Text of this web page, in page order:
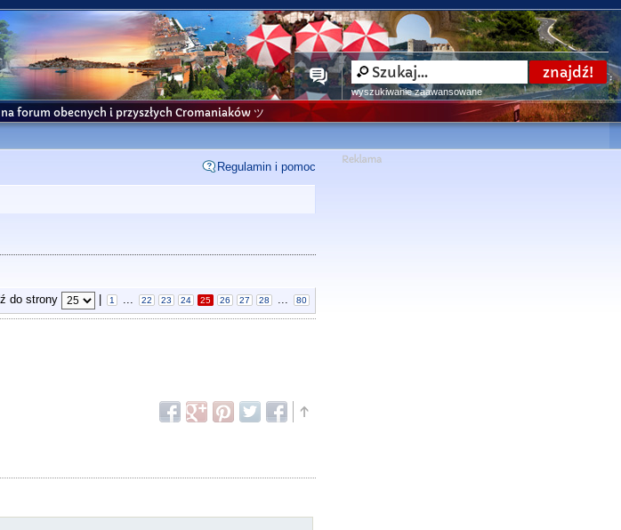
wyszukiwanie zaawansowane
forum obecnych i przyszłych Cromaniaków ツ
Regulamin i pomoc
do strony 1 ... 22 23 24 25 26 27 28 ... 80